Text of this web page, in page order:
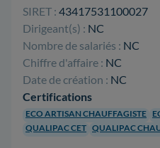
SIRET : 43417531100027
Dirigeant(s) : NC
Nombre de salariés : NC
Chiffre d'affaire : NC
Date de création : NC
Certifications
ECO ARTISAN CHAUFFAGISTE
QUALIPAC CET QUALIPAC